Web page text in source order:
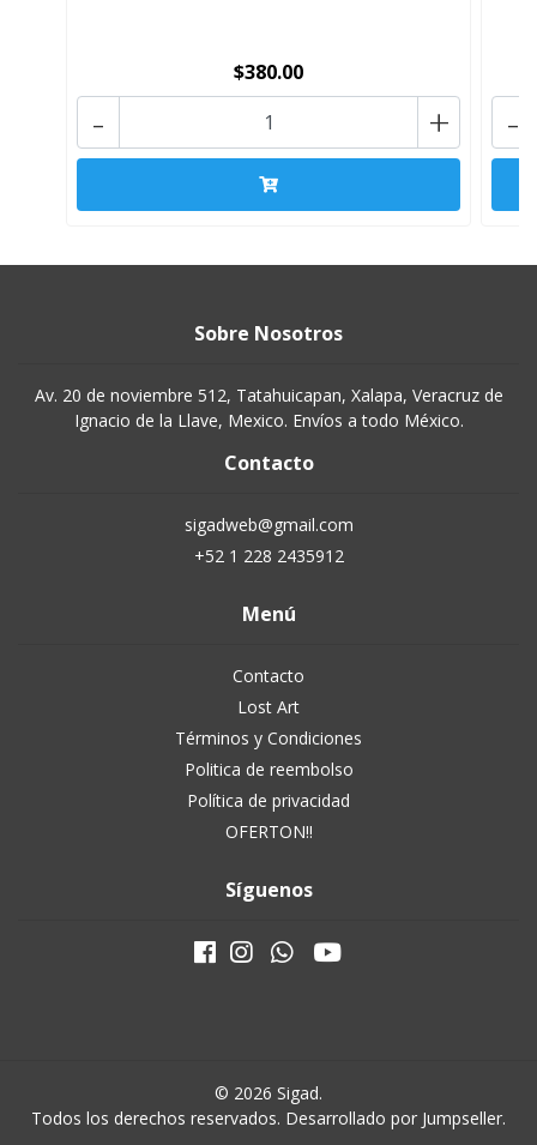
$380.00
+
- -
Sobre Nosotros
Av. 20 de noviembre 512, Tatahuicapan, Xalapa, Veracruz de
Ignacio de la Llave, Mexico. Envíos a todo México.
Contacto
sigadweb@gmail.com
+52 1 228 2435912
Menú
Contacto
Lost Art
Términos y Condiciones
Politica de reembolso
Política de privacidad
OFERTON!!
Síguenos
© 2026 Sigad.
Todos los derechos reservados. Desarrollado por Jumpseller.